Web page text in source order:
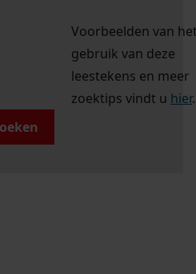
Voorbeelden van
gebruik van deze
leestekens en meer
zoektips vindt u hier.